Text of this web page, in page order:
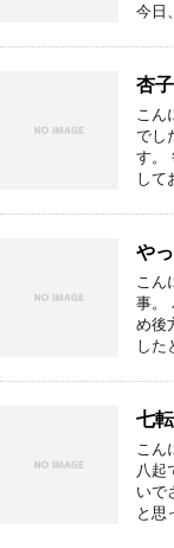
今日
杏
こん
でし
す。
して
や
こん
事。
め後
した
七
こん
八起
いで
と思